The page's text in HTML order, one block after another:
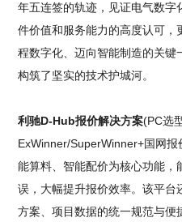
年五连签的轨迹，见证电气数
件价值和服务能力的高度认可
程数字化、迈向智能制造的关键
构筑了坚实的技术护城河。
利驰D-Hub报价解决方案(PC选
ExWinner/SuperWinner+国网
能算料、智能配价为核心功能，
误，大幅提升报价效率。该平台
方案、项目数据的统一规范与便